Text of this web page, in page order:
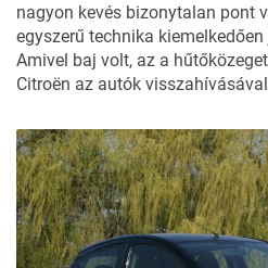
nagyon kevés bizonytalan pont
egyszerű technika
Amivel baj volt, az a
Citroën az autók